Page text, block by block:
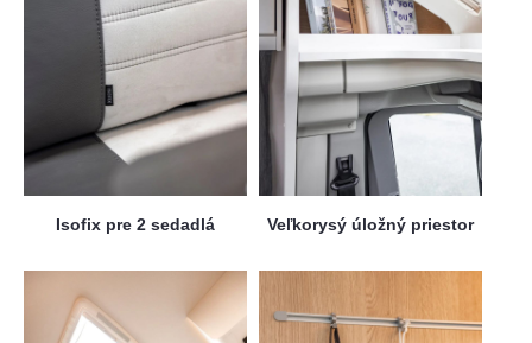
Isofix pre 2 sedadlá Veľkorysý úložný priestor